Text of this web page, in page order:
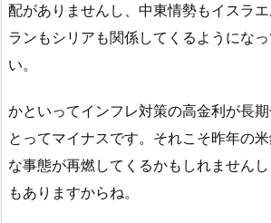
配がありませんし、中東情勢もイスラ
ランもシリアも関係してくるようにな
い。
かといってインフレ対策の高金利が長
とってマイナスです。それこそ昨年の
な事態が再燃してくるかもしれません
もありますからね。